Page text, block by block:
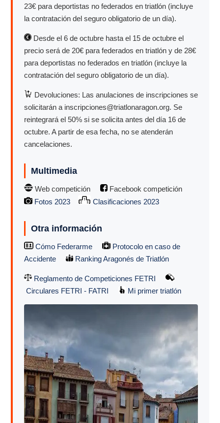
23€ para deportistas no federados en triatlón (incluye
la contratación del seguro obligatorio de un día).
Desde el 6 de octubre hasta el 15 de octubre el
precio será de 20€ para federados en triatlón y de 28€
para deportistas no federados en triatlón (incluye la
contratación del seguro obligatorio de un día).
Devoluciones: Las anulaciones de inscripciones se
solicitarán a inscripciones@triatlonaragon.org. Se
reintegrará el 50% si se solicita antes del día 16 de
octubre. A partir de esa fecha, no se atenderán
cancelaciones.
Multimedia
Web competición
Facebook competición
Fotos 2023
Clasificaciones 2023
Otra información
Cómo Federarme
Protocolo en caso de
Accidente
Ranking Aragonés de Triatlón
Reglamento de Competiciones FETRI
Circulares FETRI - FATRI
Mi primer triatlón